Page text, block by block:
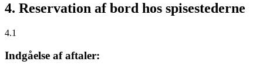
4. Reservation af bord hos spisestederne
4.1
Indgåelse af aftaler: